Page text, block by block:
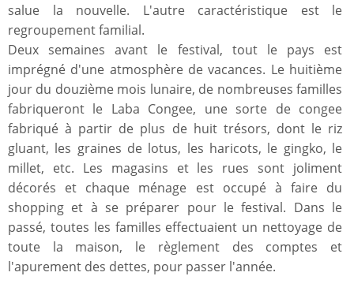
salue la nouvelle. L'autre caractéristique est le
regroupement familial.
Deux semaines avant le festival, tout le pays est
imprégné d'une atmosphère de vacances. Le huitième
jour du douzième mois lunaire, de nombreuses familles
fabriqueront le Laba Congee, une sorte de congee
fabriqué à partir de plus de huit trésors, dont le riz
gluant, les graines de lotus, les haricots, le gingko, le
millet, etc. Les magasins et les rues sont joliment
décorés et chaque ménage est occupé à faire du
shopping et à se préparer pour le festival. Dans le
passé, toutes les familles effectuaient un nettoyage de
toute la maison, le règlement des comptes et
l'apurement des dettes, pour passer l'année.